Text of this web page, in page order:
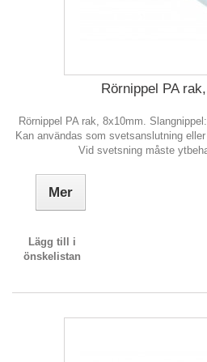
Rörnippel PA
Rörnippel PA rak, 8x10mm.
Kan användas som svetsanslutning
Vid svetsning måste
Mer
Lägg till i
önskelistan